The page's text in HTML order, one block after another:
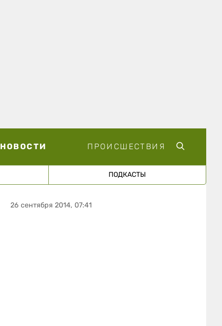
НОВОСТИ ПРОИСШЕСТВИЯ
ПОДКАСТЫ
26 сентября 2014, 07:41